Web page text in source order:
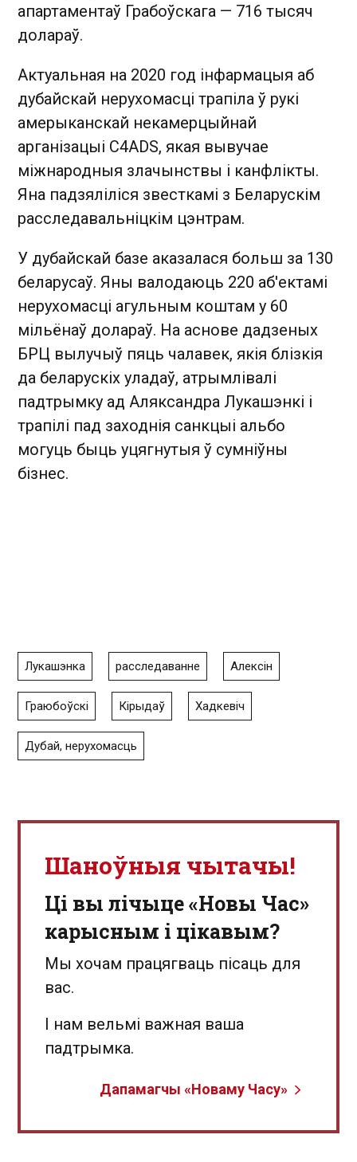
апартаментаў Грабоўскага — 716 тысяч
долараў.
Актуальная на 2020 год інфармацыя аб
дубайскай нерухомасці трапіла ў рукі
амерыканскай некамерцыйнай
арганізацыі C4ADS, якая вывучае
міжнародныя злачынствы і канфлікты.
Яна падзяліліся звесткамі з Беларускім
расследавальніцкім цэнтрам.
У дубайскай базе аказалася больш за 130
беларусаў. Яны валодаюць 220 аб'ектамі
нерухомасці агульным коштам у 60
мільёнаў долараў. На аснове дадзеных
БРЦ вылучыў пяць чалавек, якія блізкія
да беларускіх уладаў, атрымлівалі
падтрымку ад Аляксандра Лукашэнкі і
трапілі пад заходнія санкцыі альбо
могуць быць уцягнутыя ў сумніўны
бізнес.
Лукашэнка расследаванне Алексін
Граюбоўскі Кірыдаў Хадкевіч
Дубай, нерухомасць
Шаноўныя чытачы!
Ці вы лічыце «Новы Час»
карысным і цікавым?
Мы хочам працягваць пісаць для
вас.
І нам вельмі важная ваша
падтрымка.
Дапамагчы «Новаму Часу»